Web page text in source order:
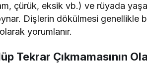
çürük, eksik vb.) ve rüyada
Dişlerin dökülmesi genellikle
yorumlanır.
Tekrar Çıkmamasının